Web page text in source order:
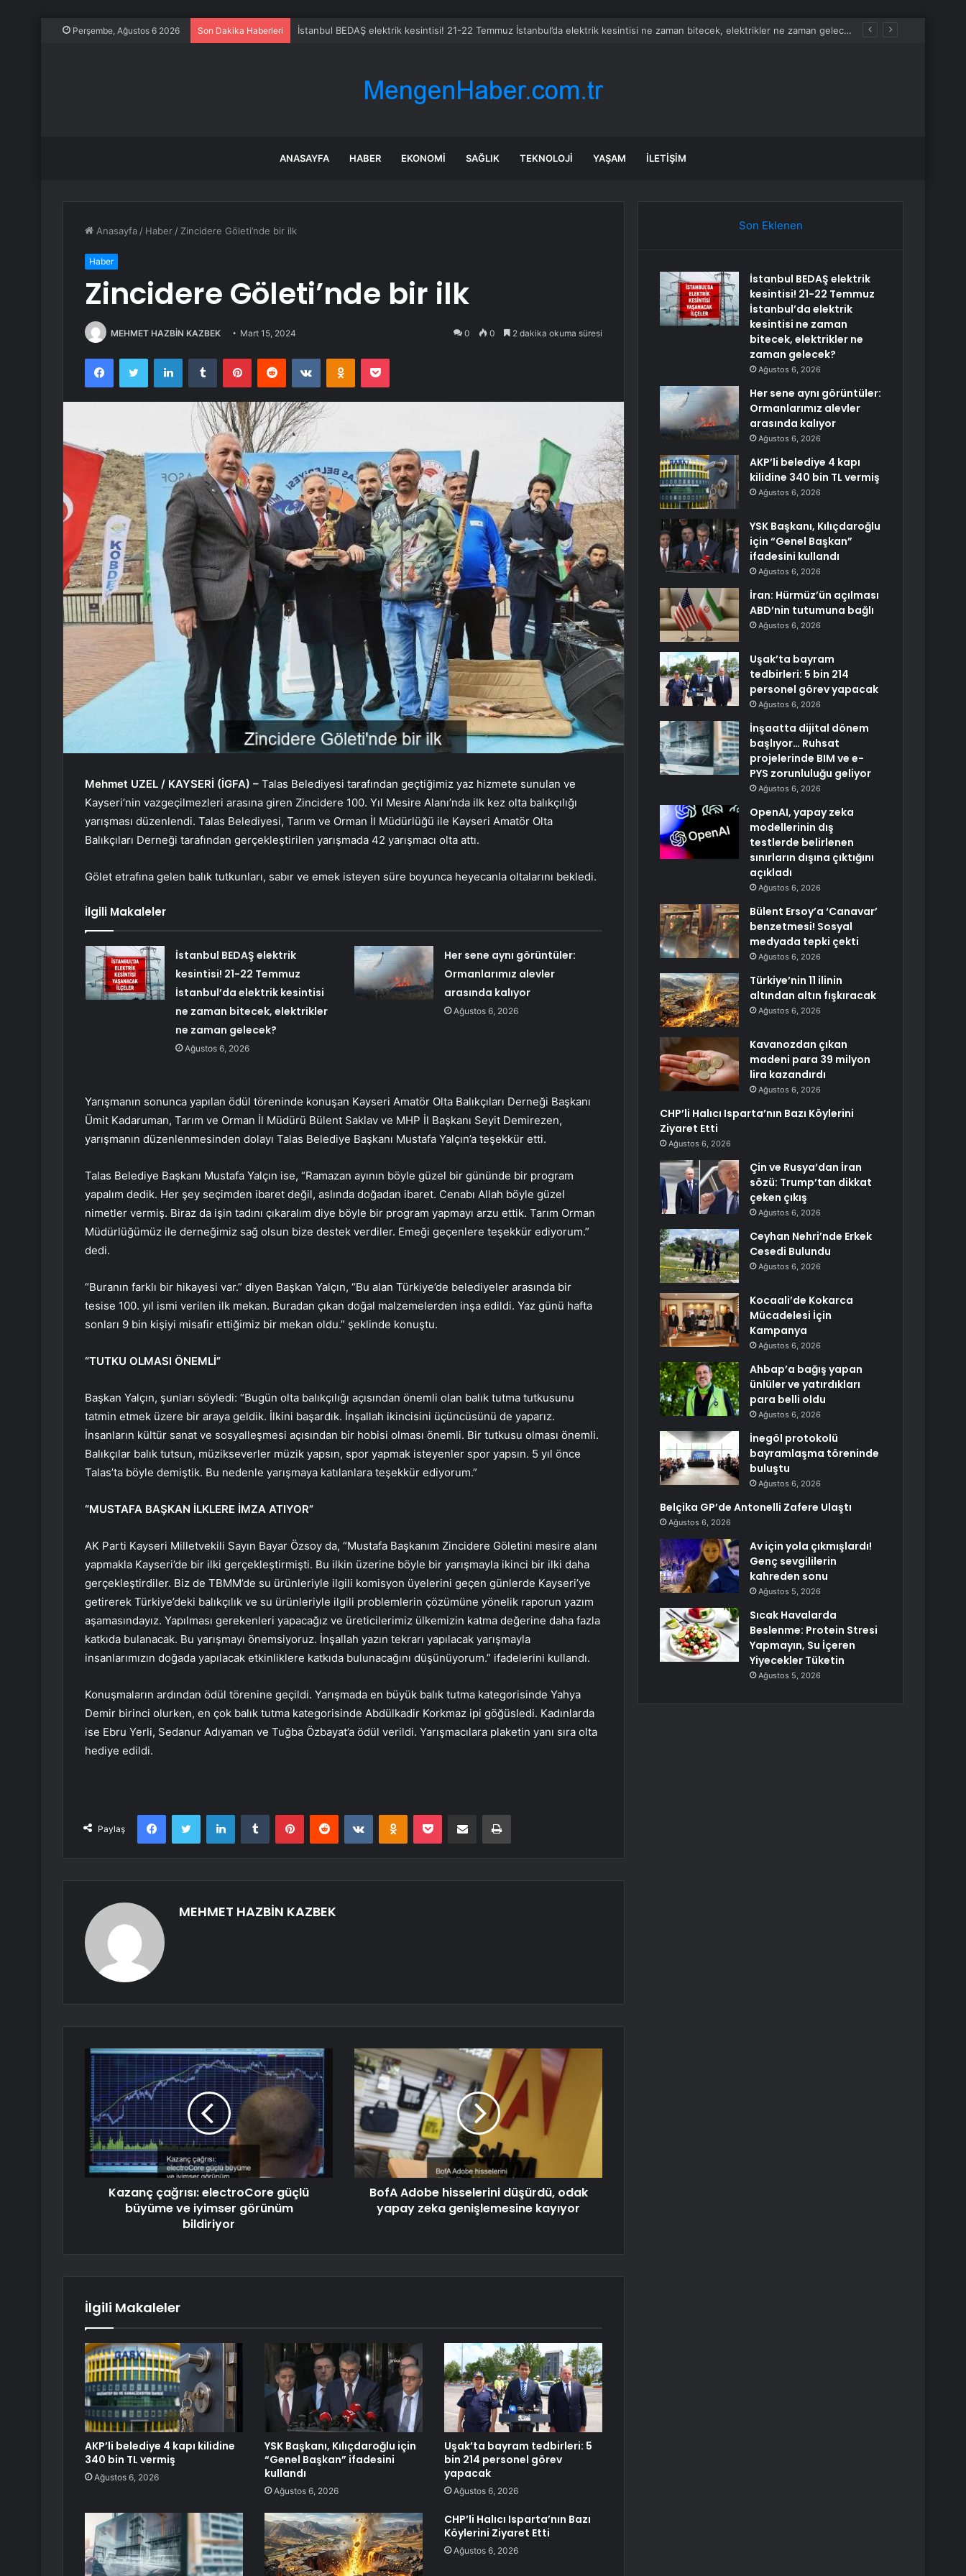
Perşembe, Ağustos 6 2026 Son Dakika Haberleri İstanbul BEDAŞ elektrik kesintisi! 21-22 Temmuz İstanbul’da elektrik kesintisi ne zaman bitecek, elektrikler ne zaman gelecek?
ANASAYFA HABER EKONOMI SAĞLIK TEKNOLOJI YAŞAM İLETIŞIM
Anasayfa / Haber / Zincidere Göleti’nde bir ilk
Haber
Zincidere Göleti’nde bir ilk
MEHMET HAZBİN KAZBEK Mart 15, 2024 0 0 2 dakika okuma süresi
FacebookTwitter LinkedInTumblr PinterestReddit VKontakteOdnoklassniki
Pocket
Mehmet UZEL / KAYSERİ (İGFA) – Talas Belediyesi tarafından geçtiğimiz yaz hizmete sunulan ve
Kayseri’nin vazgeçilmezleri arasına giren Zincidere 100. Yıl Mesire Alanı’nda ilk kez olta balıkçılığı
yarışması düzenlendi. Talas Belediyesi, Tarım ve Orman İl Müdürlüğü ile Kayseri Amatör Olta
Balıkçıları Derneği tarafından gerçekleştirilen yarışmada 42 yarışmacı olta attı.
Gölet etrafına gelen balık tutkunları, sabır ve emek isteyen süre boyunca heyecanla oltalarını bekledi.
İlgili Makaleler
İstanbul BEDAŞ elektrik
kesintisi! 21-22 Temmuz
İstanbul’da elektrik kesintisi
ne zaman bitecek, elektrikler
ne zaman gelecek?
Ağustos 6, 2026
Her sene aynı görüntüler:
Ormanlarımız alevler
arasında kalıyor
Ağustos 6, 2026
Yarışmanın sonunca yapılan ödül töreninde konuşan Kayseri Amatör Olta Balıkçıları Derneği Başkanı
Ümit Kadaruman, Tarım ve Orman İl Müdürü Bülent Saklav ve MHP İl Başkanı Seyit Demirezen,
yarışmanın düzenlenmesinden dolayı Talas Belediye Başkanı Mustafa Yalçın’a teşekkür etti.
Talas Belediye Başkanı Mustafa Yalçın ise, “Ramazan ayının böyle güzel bir gününde bir program
yapalım dedik. Her şey seçimden ibaret değil, aslında doğadan ibaret. Cenabı Allah böyle güzel
nimetler vermiş. Biraz da işin tadını çıkaralım diye böyle bir program yapmayı arzu ettik. Tarım Orman
Müdürlüğümüz ile derneğimiz sağ olsun bize destek verdiler. Emeği geçenlere teşekkür ediyorum.”
dedi.
“Buranın farklı bir hikayesi var.” diyen Başkan Yalçın, “Bu alan Türkiye’de belediyeler arasında bir
tesise 100. yıl ismi verilen ilk mekan. Buradan çıkan doğal malzemelerden inşa edildi. Yaz günü hafta
sonları 9 bin kişiyi misafir ettiğimiz bir mekan oldu.” şeklinde konuştu.
“TUTKU OLMASI ÖNEMLİ”
Başkan Yalçın, şunları söyledi: “Bugün olta balıkçılığı açısından önemli olan balık tutma tutkusunu
tatmin etmek üzere bir araya geldik. İlkini başardık. İnşallah ikincisini üçüncüsünü de yaparız.
İnsanların kültür sanat ve sosyalleşmesi açısından bir hobisi olması önemli. Bir tutkusu olması önemli.
Balıkçılar balık tutsun, müzikseverler müzik yapsın, spor yapmak isteyenler spor yapsın. 5 yıl önce
Talas’ta böyle demiştik. Bu nedenle yarışmaya katılanlara teşekkür ediyorum.”
“MUSTAFA BAŞKAN İLKLERE İMZA ATIYOR”
AK Parti Kayseri Milletvekili Sayın Bayar Özsoy da, “Mustafa Başkanım Zincidere Göletini mesire alanı
yapmakla Kayseri’de bir ilki gerçekleştirmişti. Bu ilkin üzerine böyle bir yarışmayla ikinci bir ilki daha
gerçekleştirdiler. Biz de TBMM’de su ürünleriyle ilgili komisyon üyelerini geçen günlerde Kayseri’ye
getirerek Türkiye’deki balıkçılık ve su ürünleriyle ilgili problemlerin çözümüne yönelik raporun yazım
aşamasındayız. Yapılması gerekenleri yapacağız ve üreticilerimiz ülkemizin katma değerine daha fazla
katkıda bulanacak. Bu yarışmayı önemsiyoruz. İnşallah yazın tekrarı yapılacak yarışmayla
insanlarımızın doğada yapılacak etkinliklere katkıda bulunacağını düşünüyorum.” ifadelerini kullandı.
Konuşmaların ardından ödül törenine geçildi. Yarışmada en büyük balık tutma kategorisinde Yahya
Demir birinci olurken, en çok balık tutma kategorisinde Abdülkadir Korkmaz ipi göğüsledi. Kadınlarda
ise Ebru Yerli, Sedanur Adıyaman ve Tuğba Özbayat’a ödül verildi. Yarışmacılara plaketin yanı sıra olta
hediye edildi.
Paylaş
FacebookTwitter LinkedInTumblr PinterestReddit VKontakteOdnoklassniki
Pocket E-Posta ile paylaş Yazdır
MEHMET HAZBİN KAZBEK
Kazanç çağrısı: electroCore güçlü
büyüme ve iyimser görünüm
bildiriyor
BofA Adobe hisselerini düşürdü, odak
yapay zeka genişlemesine kayıyor
İlgili Makaleler
AKP’li belediye 4 kapı kilidine
340 bin TL vermiş
Ağustos 6, 2026
YSK Başkanı, Kılıçdaroğlu için
“Genel Başkan” ifadesini
kullandı
Ağustos 6, 2026
Uşak’ta bayram tedbirleri: 5
bin 214 personel görev
yapacak
Ağustos 6, 2026
CHP’li Halıcı Isparta’nın Bazı
Köylerini Ziyaret Etti
Ağustos 6, 2026
Son Eklenen
İstanbul BEDAŞ elektrik
kesintisi! 21-22 Temmuz
İstanbul’da elektrik
kesintisi ne zaman
bitecek, elektrikler ne
zaman gelecek?
Ağustos 6, 2026
Her sene aynı görüntüler:
Ormanlarımız alevler
arasında kalıyor
Ağustos 6, 2026
AKP’li belediye 4 kapı
kilidine 340 bin TL vermiş
Ağustos 6, 2026
YSK Başkanı, Kılıçdaroğlu
için “Genel Başkan”
ifadesini kullandı
Ağustos 6, 2026
İran: Hürmüz’ün açılması
ABD’nin tutumuna bağlı
Ağustos 6, 2026
Uşak’ta bayram
tedbirleri: 5 bin 214
personel görev yapacak
Ağustos 6, 2026
İnşaatta dijital dönem
başlıyor… Ruhsat
projelerinde BIM ve e-
PYS zorunluluğu geliyor
Ağustos 6, 2026
OpenAI, yapay zeka
modellerinin dış
testlerde belirlenen
sınırların dışına çıktığını
açıkladı
Ağustos 6, 2026
Bülent Ersoy’a ‘Canavar’
benzetmesi! Sosyal
medyada tepki çekti
Ağustos 6, 2026
Türkiye’nin 11 ilinin
altından altın fışkıracak
Ağustos 6, 2026
Kavanozdan çıkan
madeni para 39 milyon
lira kazandırdı
Ağustos 6, 2026
CHP’li Halıcı Isparta’nın Bazı Köylerini
Ziyaret Etti
Ağustos 6, 2026
Çin ve Rusya’dan İran
sözü: Trump’tan dikkat
çeken çıkış
Ağustos 6, 2026
Ceyhan Nehri’nde Erkek
Cesedi Bulundu
Ağustos 6, 2026
Kocaali’de Kokarca
Mücadelesi İçin
Kampanya
Ağustos 6, 2026
Ahbap’a bağış yapan
ünlüler ve yatırdıkları
para belli oldu
Ağustos 6, 2026
İnegöl protokolü
bayramlaşma töreninde
buluştu
Ağustos 6, 2026
Belçika GP’de Antonelli Zafere Ulaştı
Ağustos 6, 2026
Av için yola çıkmışlardı!
Genç sevgililerin
kahreden sonu
Ağustos 5, 2026
Sıcak Havalarda
Beslenme: Protein Stresi
Yapmayın, Su İçeren
Yiyecekler Tüketin
Ağustos 5, 2026